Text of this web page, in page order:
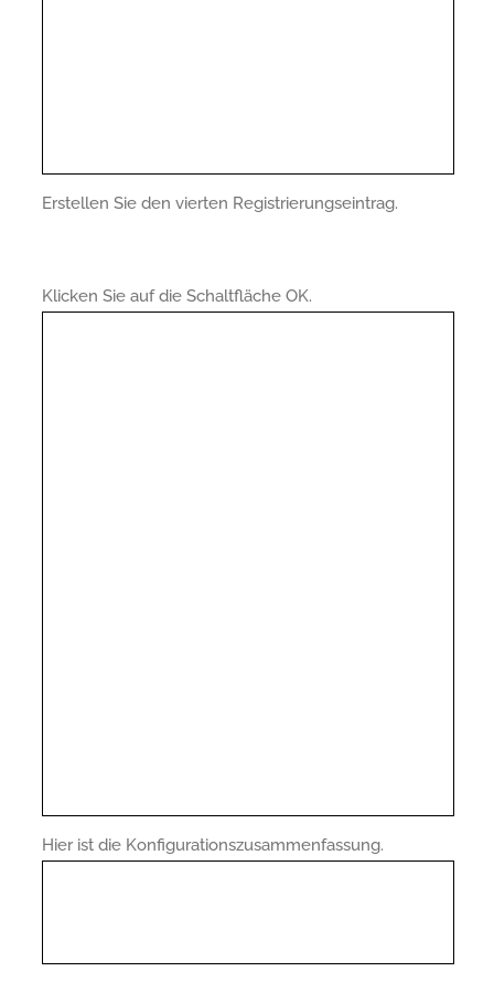
Erstellen Sie den vierten Registrierungseintrag.
Klicken Sie auf die Schaltfläche OK.
Hier ist die Konfigurationszusammenfassung.